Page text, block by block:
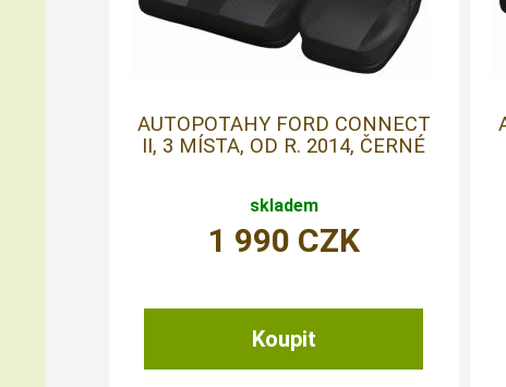
AUTOPOTAHY FORD CONNECT
II, 3 MÍSTA, OD R. 2014, ČERNÉ
skladem
1 990 CZK